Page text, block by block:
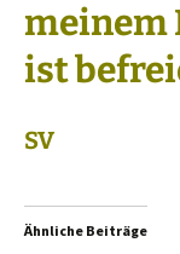
meinem
ist
SV
Ähnliche Beiträge